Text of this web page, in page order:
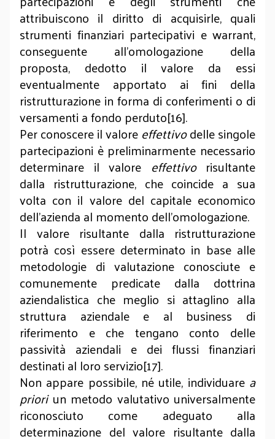
attribuiscono il diritto di acquisirle, quali
strumenti finanziari partecipativi e warrant,
conseguente all’omologazione della
proposta, dedotto il valore da essi
eventualmente apportato ai fini della
ristrutturazione in forma di conferimenti o di
versamenti a fondo perduto[16].
Per conoscere il valoreeffettivodelle singole
partecipazioni è preliminarmente necessario
determinare il valore effettivorisultante
dalla ristrutturazione, che coincide a sua
volta con il valore del capitale economico
dell’azienda al momento dell’omologazione.
Il valore risultante dalla ristrutturazione
potrà così essere determinato in base alle
metodologie di valutazione conosciute e
comunemente predicate dalla dottrina
aziendalistica che meglio si attaglino alla
struttura aziendale e al business di
riferimento e che tengano conto delle
passività aziendali e dei flussi finanziari
destinati al loro servizio[17].
Non appare possibile, né utile, individuare a
prioriun metodo valutativo universalmente
riconosciuto come adeguato alla
determinazione del valore risultante dalla